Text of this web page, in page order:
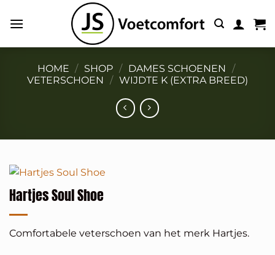
naar
HOME / SHOP / DAMES SCHOENEN /
VETERSCHOEN / WIJDTE K (EXTRA BREED)
Hartjes Soul Shoe
Comfortabele veterschoen van het merk Hartjes.